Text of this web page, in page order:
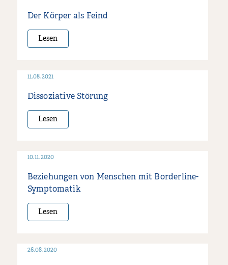
Der Körper als Feind
Lesen
11.08.2021
Dissoziative Störung
Lesen
10.11.2020
Beziehungen von Menschen mit Borderline-
Symptomatik
Lesen
26.08.2020